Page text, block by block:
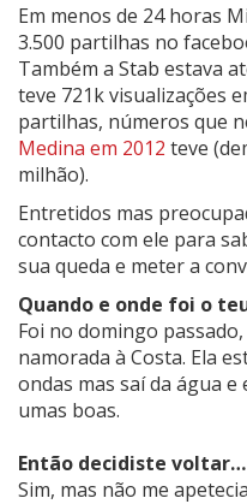
Em menos de 24 horas
3.500 partilhas no
Também a Stab estava
teve 721k visualizações
partilhas, números que
Medina em 2012 teve
milhão).
Entretidos mas
contacto com ele para
sua queda e meter a
Quando e onde foi o
Foi no domingo
namorada à Costa. Ela
ondas mas saí da água e
umas boas.
Então decidiste voltar…
Sim, mas não me